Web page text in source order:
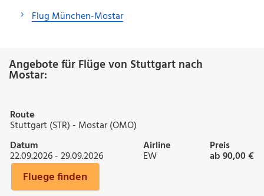
Flug München-Mostar
Angebote für Flüge von Stuttgart nach
Mostar:
Route
Stuttgart (STR) - Mostar (OMO)
Datum
22.09.2026 - 29.09.2026
Airline
EW
Preis
ab 90,00 €
Fluege finden